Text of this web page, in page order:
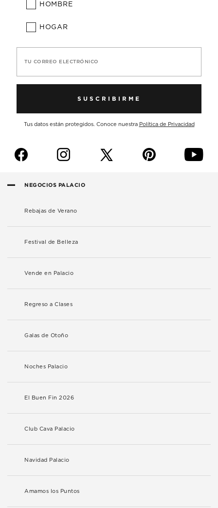
HOMBRE
HOGAR
TU CORREO ELECTRÓNICO
SUSCRIBIRME
Tus datos están protegidos. Conoce nuestra Política de Privacidad
f i p y
NEGOCIOS PALACIO
Rebajas de Verano
Festival de Belleza
Vende en Palacio
Regreso a Clases
Galas de Otoño
Noches Palacio
El Buen Fin 2026
Club Cava Palacio
Navidad Palacio
Amamos los Puntos